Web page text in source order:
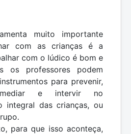
muito importante
com as crianças é a
com o lúdico é bom e
os professores podem
para prevenir,
mediar e intervir no
integral das crianças, ou
para que isso aconteça,